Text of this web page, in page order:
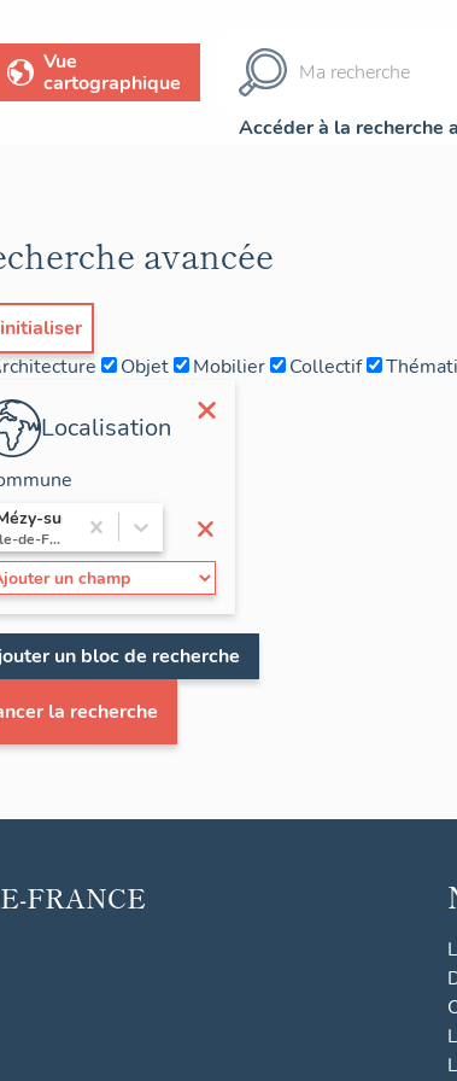
Vue
cartographique
Accéder à la recherche
avancée
Objet Mobilier Collectif
×
Localisation
×
sur-Seine
Île-de-France / Yvelines
un bloc de recherche
la recherche
FRANCE